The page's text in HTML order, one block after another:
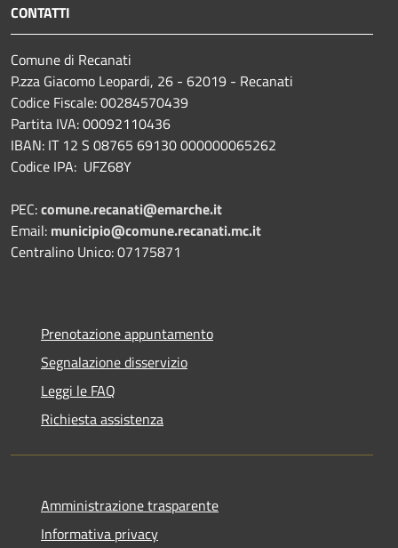
CONTATTI
Comune di Recanati
P.zza Giacomo Leopardi, 26 - 62019 - Recanati
Codice Fiscale: 00284570439
Partita IVA: 00092110436
IBAN: IT 12 S 08765 69130 000000065262
Codice IPA: UFZ68Y
PEC:comune.recanati@emarche.it
Email: municipio@comune.recanati.mc.it
Centralino Unico: 07175871
Prenotazione appuntamento
Segnalazione disservizio
Leggi le FAQ
Richiesta assistenza
Amministrazione trasparente
Informativa privacy